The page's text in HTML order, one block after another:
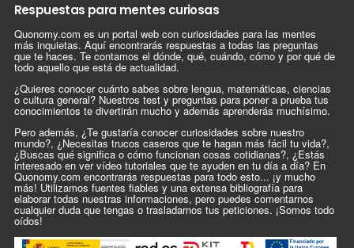
Respuestas para mentes curiosas
Quonomy.com es un portal web con curiosidades para las mentes
más inquietas. Aquí encontrarás respuestas a todas las preguntas
que te haces. Te contamos el dónde, qué, cuándo, cómo y por qué de
todo aquello que está de actualidad.
¿Quieres conocer cuánto sabes sobre lengua, matemáticas, ciencias
o cultura general? Nuestros test y preguntas para poner a prueba tus
conocimientos te divertirán mucho y además aprenderás muchísimo.
Pero además, ¿Te gustaría conocer curiosidades sobre nuestro
mundo?, ¿Necesitas trucos caseros que te hagan más fácil tu vida?,
¿Buscas qué significa o cómo funcionan cosas cotidianas?, ¿Estás
interesado en ver vídeo tutoriales que te ayuden en tu día a día? En
Quonomy.com encontrarás respuestas para todo esto... ¡y mucho
más! Utilizamos fuentes fiables y una extensa bibliografía para
elaborar todas nuestras informaciones, pero puedes comentarnos
cualquier duda que tengas o trasladarnos tus peticiones. ¡Somos todo
oídos!